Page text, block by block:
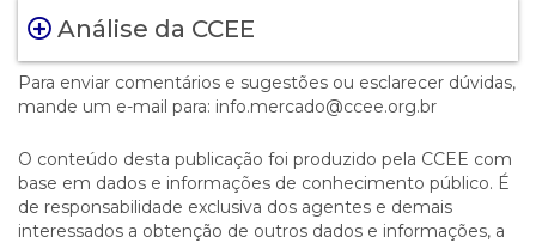
Análise da CCEE
Para enviar comentários e sugestões ou esclarecer dúvidas,
mande um e-mail para: info.mercado@ccee.org.br
O conteúdo desta publicação foi produzido pela CCEE com
base em dados e informações de conhecimento público. É
de responsabilidade exclusiva dos agentes e demais
interessados a obtenção de outros dados e informações, a